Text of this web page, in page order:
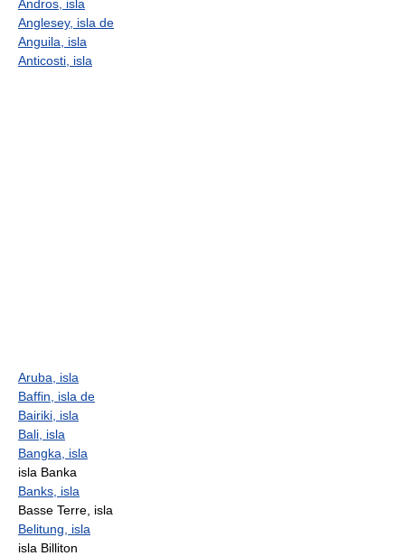
Andros, isla
Anglesey, isla de
Anguila, isla
Anticosti, isla
Aruba, isla
Baffin, isla de
Bairiki, isla
Bali, isla
Bangka, isla
isla Banka
Banks, isla
Basse Terre, isla
Belitung, isla
isla Billiton